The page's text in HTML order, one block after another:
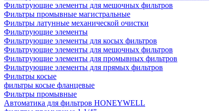
Фильтрующие элементы для мешочных фильтров
Фильтры промывные магистральные
Фильтры латунные механической очистки
Фильтрующие элементы
Фильтрующие элементы для косых фильтров
Фильтрующие элементы для мешочных фильтров
Фильтрующие элементы для промывных фильтров
Фильтрующие элементы для прямых фильтров
Фильтры косые
фильтры косые фланцевые
Фильтры промывные
Автоматика для фильтров HONEYWELL